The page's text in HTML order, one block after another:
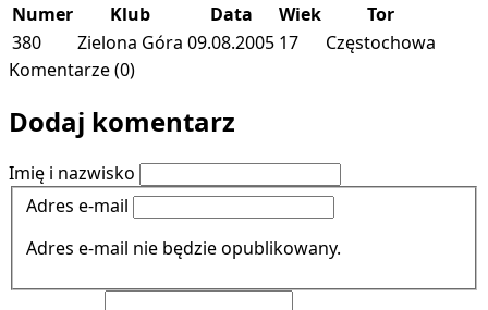
Numer Klub Data Wiek
Tor
380
Zielona Góra 09.08.2005 17
Częstochowa
Komentarze (0)
Dodaj komentarz
Imię i nazwisko
Adres e-mail
Adres e-mail nie będzie opublikowany.